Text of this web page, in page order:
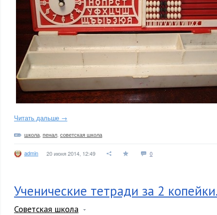
Читать дальше →
школа пенал советская школа
admin 20 июня 2014, 12:49 0
Ученические тетради за 2
Советская школа